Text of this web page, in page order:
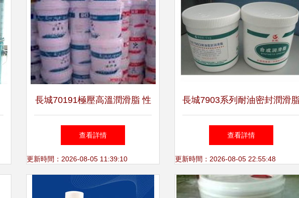
長城70191極壓高溫潤滑脂 性
能、價格與廠家的全面解析
查看詳情
更新時間：2026-08-05 11:39:10
長城7903系列耐油密封潤滑脂
性能解析與應用前景
查看詳情
更新時間：2026-08-05 22:55:48